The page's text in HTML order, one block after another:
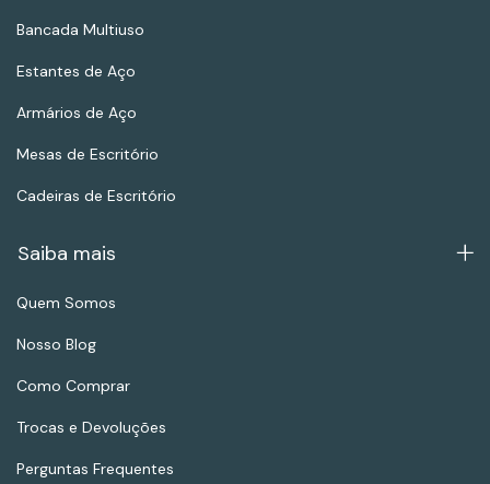
Bancada Multiuso
Estantes de Aço
Armários de Aço
Mesas de Escritório
Cadeiras de Escritório
Saiba mais
Quem Somos
Nosso Blog
Como Comprar
Trocas e Devoluções
Perguntas Frequentes